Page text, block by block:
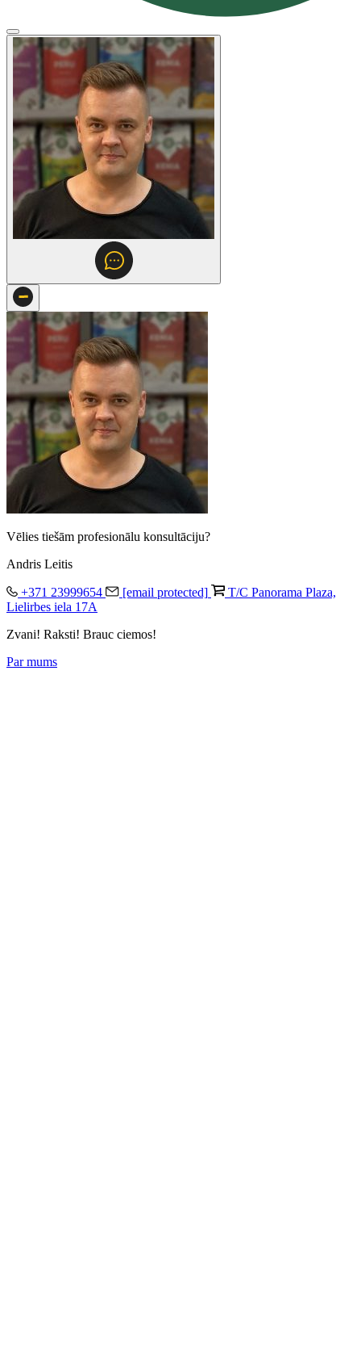
Vēlies tiešām profesionālu konsultāciju?
Andris Leitis
+371 23999654 [email protected]
T/C Panorama Plaza,
Lielirbes iela 17A
Zvani! Raksti! Brauc ciemos!
Par mums